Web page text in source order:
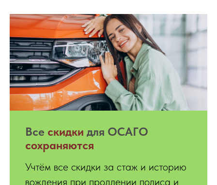
Все скидки для ОСАГО
сохраняются
Учтём все скидки за стаж и историю
вождения при продлении полиса и